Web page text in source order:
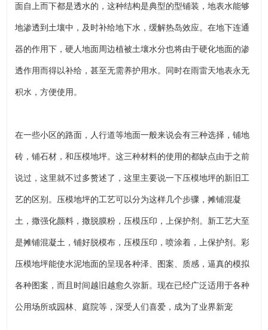
面自上而下都是透水的，这种结构是典型的型铺装，地表水能够
地渗透到土壤中，及时补给地下水，缓解热岛效应。在地下连通
器的作用下，硬人地面周边植被土壤水分也将由于硬化地面的渗
透作用而得以补给，甚至无需养护用水。同时在雨雷天地表永无
积水，方便使用。
在一些小区的路面，人行道等地面一般来说会有三种选择，铺地
砖，铺石材，和压模地坪。这三种材料的使用的都缺点由于之前
说过，这里就不过多赘述了，这里主要说一下压模地坪的新旧工
艺的区别。压模地坪的工艺可以分为这样几个步骤，摊铺混凝
土，撒强化颜料，撒脱膜粉，压模压印，上保护剂。新工艺大至
是摊铺混凝土，铺好脱模布，压模压印，喷涂着，上保护剂。彩
压模地坪能使水泥地面的呈现各种泽、图案、质感，逼真的模拟
各种图案，而且时间越旧越愈久弥新。现在已经广泛适用于各种
公用场所或园林、庭院等，深受人们喜爱，成为了业界新宠